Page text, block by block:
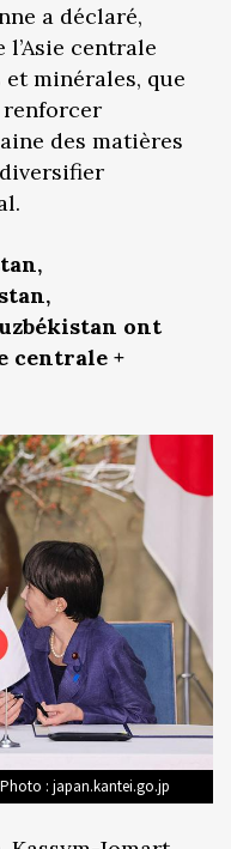
a déclaré,
centrale
minérales, que
renforcer
des matières
ont
centrale +
: japan.kantei.go.jp